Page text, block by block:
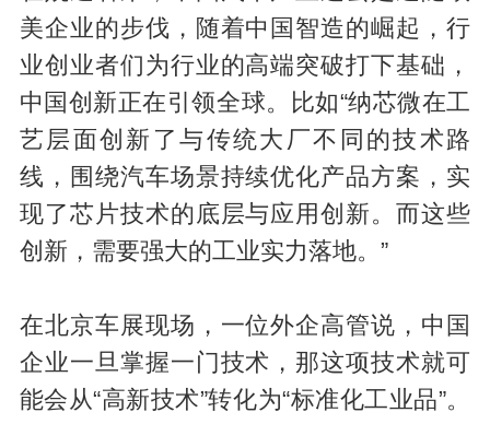
美企业的步伐，随着中国智造的崛起，行
业创业者们为行业的高端突破打下基础，
中国创新正在引领全球。比如“纳芯微在工
艺层面创新了与传统大厂不同的技术路
线，围绕汽车场景持续优化产品方案，实
现了芯片技术的底层与应用创新。而这些
创新，需要强大的工业实力落地。”
在北京车展现场，一位外企高管说，中国
企业一旦掌握一门技术，那这项技术就可
能会从“高新技术”转化为“标准化工业品”。